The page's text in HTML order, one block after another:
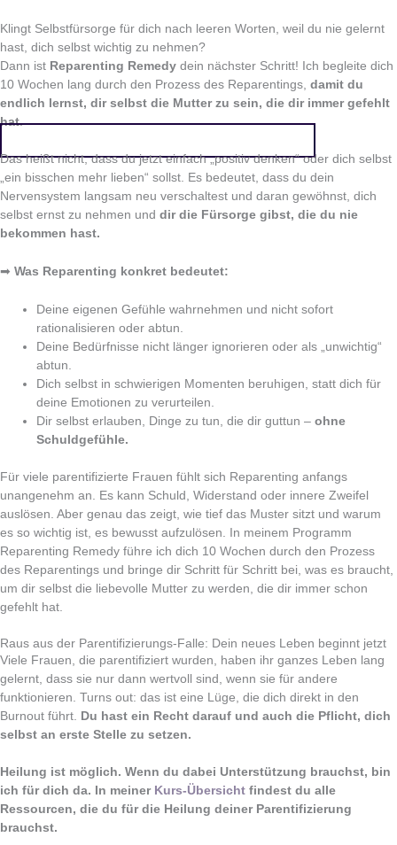
Klingt Selbstfürsorge für dich nach leeren Worten, weil du nie gelernt
hast, dich selbst wichtig zu nehmen?
Dann ist Reparenting Remedy dein nächster Schritt! Ich begleite dich
10 Wochen lang durch den Prozess des Reparentings, damit du
endlich lernst, dir selbst die Mutter zu sein, die dir immer gefehlt
hat.
Das heißt nicht, dass du jetzt einfach „positiv denken“ oder dich selbst
„ein bisschen mehr lieben“ sollst. Es bedeutet, dass du dein
Nervensystem langsam neu verschaltest und daran gewöhnst, dich
selbst ernst zu nehmen und dir die Fürsorge gibst, die du nie
bekommen hast.
➡ Was Reparenting konkret bedeutet:
Deine eigenen Gefühle wahrnehmen und nicht sofort
rationalisieren oder abtun.
Deine Bedürfnisse nicht länger ignorieren oder als „unwichtig“
abtun.
Dich selbst in schwierigen Momenten beruhigen, statt dich für
deine Emotionen zu verurteilen.
Dir selbst erlauben, Dinge zu tun, die dir guttun –ohne
Schuldgefühle.
Für viele parentifizierte Frauen fühlt sich Reparenting anfangs
unangenehm an. Es kann Schuld, Widerstand oder innere Zweifel
auslösen. Aber genau das zeigt, wie tief das Muster sitzt und warum
es so wichtig ist, es bewusst aufzulösen. In meinem Programm
Reparenting Remedy führe ich dich 10 Wochen durch den Prozess
des Reparentings und bringe dir Schritt für Schritt bei, was es braucht,
um dir selbst die liebevolle Mutter zu werden, die dir immer schon
gefehlt hat.
Raus aus der Parentifizierungs-Falle: Dein neues Leben beginnt jetzt
Viele Frauen, die parentifiziert wurden, haben ihr ganzes Leben lang
gelernt, dass sie nur dann wertvoll sind, wenn sie für andere
funktionieren. Turns out: das ist eine Lüge, die dich direkt in den
Burnout führt. Du hast ein Recht darauf und auch die Pflicht, dich
selbst an erste Stelle zu setzen.
Heilung ist möglich. Wenn du dabei Unterstützung brauchst, bin
ich für dich da. In meiner Kurs-Übersicht findest du alle
Ressourcen, die du für die Heilung deiner Parentifizierung
brauchst.